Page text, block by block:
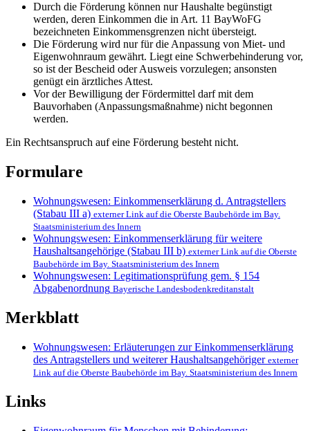
Durch die Förderung können nur Haushalte begünstigt
werden, deren Einkommen die in Art. 11 BayWoFG
bezeichneten Einkommensgrenzen nicht übersteigt.
Die Förderung wird nur für die Anpassung von Miet- und
Eigenwohnraum gewährt. Liegt eine Schwerbehinderung vor,
so ist der Bescheid oder Ausweis vorzulegen; ansonsten
genügt ein ärztliches Attest.
Vor der Bewilligung der Fördermittel darf mit dem
Bauvorhaben (Anpassungsmaßnahme) nicht begonnen
werden.
Ein Rechtsanspruch auf eine Förderung besteht nicht.
Formulare
Wohnungswesen: Einkommenserklärung d. Antragstellers
(Stabau III a) externer Link auf die Oberste Baubehörde im Bay.
Staatsministerium des Innern
Wohnungswesen: Einkommenserklärung für weitere
Haushaltsangehörige (Stabau III b) externer Link auf die Oberste
Baubehörde im Bay. Staatsministerium des Innern
Wohnungswesen: Legitimationsprüfung gem. § 154
Abgabenordnung Bayerische Landesbodenkreditanstalt
Merkblatt
Wohnungswesen: Erläuterungen zur Einkommenserklärung
des Antragstellers und weiterer Haushaltsangehöriger externer
Link auf die Oberste Baubehörde im Bay. Staatsministerium des Innern
Links